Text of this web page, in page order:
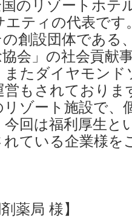
のリゾートホテ
ティの代表です
創設団体である
会」の社会貢献
またダイヤモン
営もされており
ゾート施設で、
回は福利厚生と
れている企業様を
薬局 様】